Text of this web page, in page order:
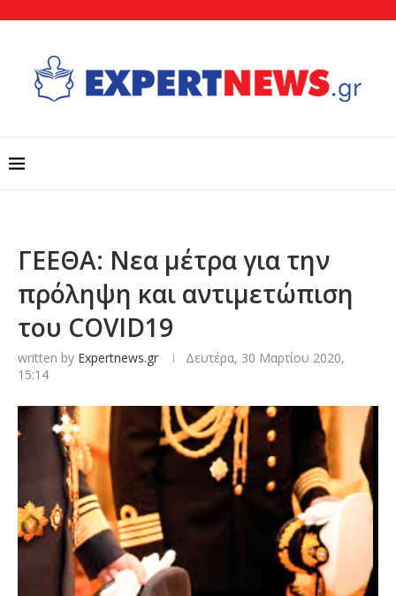
ΓΕΕΘΑ: Νεα μέτρα για την
πρόληψη και αντιμετώπιση
του COVID19
written by Expertnews.gr
Δευτέρα, 30 Μαρτίου 2020,
15:14